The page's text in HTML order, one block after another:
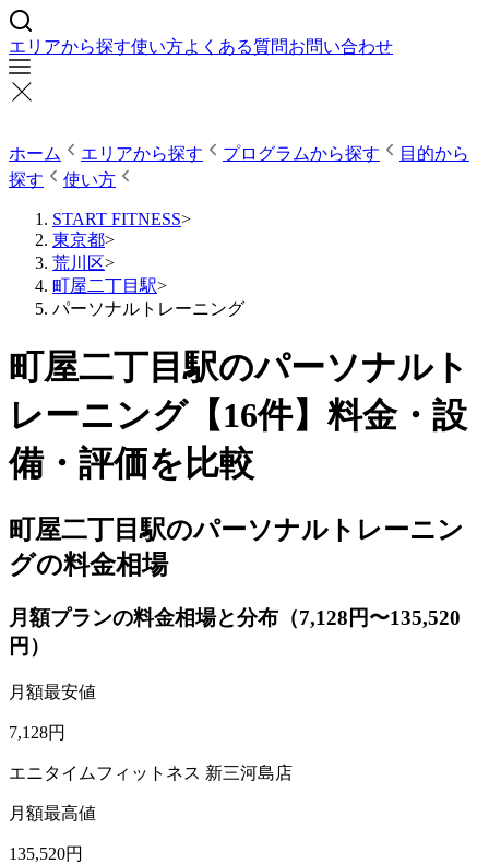
エリアから探す使い方よくある質問お問い合わせ
ホーム エリアから探す プログラムから探す
目的から
探す
使い方
START FITNESS>
東京都>
荒川区>
町屋二丁目駅>
パーソナルトレーニング
町屋二丁目駅のパーソナルト
レーニング【16件】料金・設
備・評価を比較
町屋二丁目駅のパーソナルトレーニン
グの料金相場
月額プランの料金相場と分布（7,128円〜135,520
円）
月額最安値
7,128円
エニタイムフィットネス 新三河島店
月額最高値
135,520円